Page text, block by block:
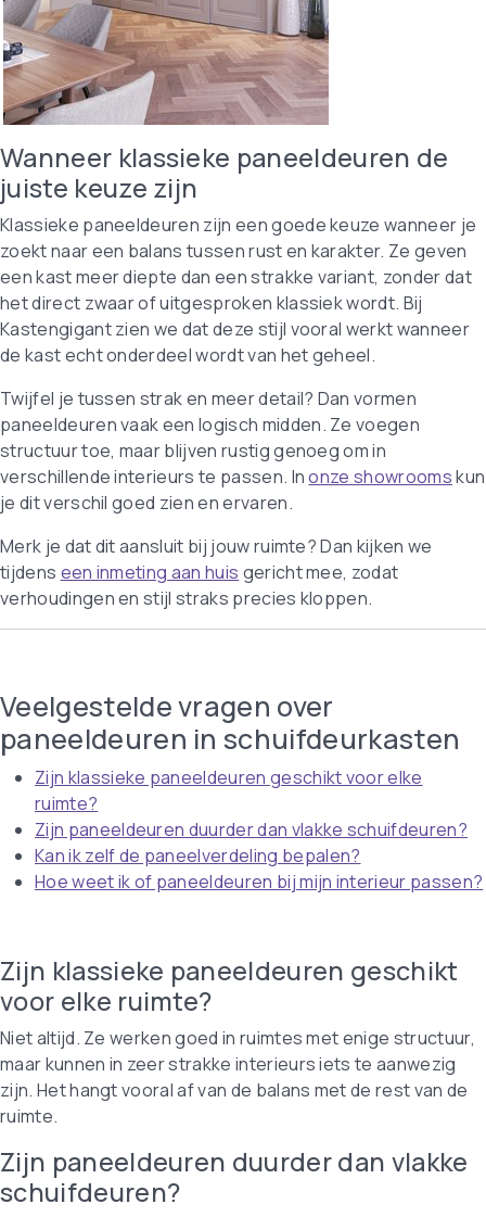
Wanneer klassieke paneeldeuren de
juiste keuze zijn
Klassieke paneeldeuren zijn een goede keuze wanneer je
zoekt naar een balans tussen rust en karakter. Ze geven
een kast meer diepte dan een strakke variant, zonder dat
het direct zwaar of uitgesproken klassiek wordt. Bij
Kastengigant zien we dat deze stijl vooral werkt wanneer
de kast echt onderdeel wordt van het geheel.
Twijfel je tussen strak en meer detail? Dan vormen
paneeldeuren vaak een logisch midden. Ze voegen
structuur toe, maar blijven rustig genoeg om in
verschillende interieurs te passen. Inonze showroomskun
je dit verschil goed zien en ervaren.
Merk je dat dit aansluit bij jouw ruimte? Dan kijken we
tijdens een inmeting aan huis gericht mee, zodat
verhoudingen en stijl straks precies kloppen.
Veelgestelde vragen over
paneeldeuren in schuifdeurkasten
Zijn klassieke paneeldeuren geschikt voor elke
ruimte?
Zijn paneeldeuren duurder dan vlakke schuifdeuren?
Kan ik zelf de paneelverdeling bepalen?
Hoe weet ik of paneeldeuren bij mijn interieur passen?
Zijn klassieke paneeldeuren geschikt
voor elke ruimte?
Niet altijd. Ze werken goed in ruimtes met enige structuur,
maar kunnen in zeer strakke interieurs iets te aanwezig
zijn. Het hangt vooral af van de balans met de rest van de
ruimte.
Zijn paneeldeuren duurder dan vlakke
schuifdeuren?